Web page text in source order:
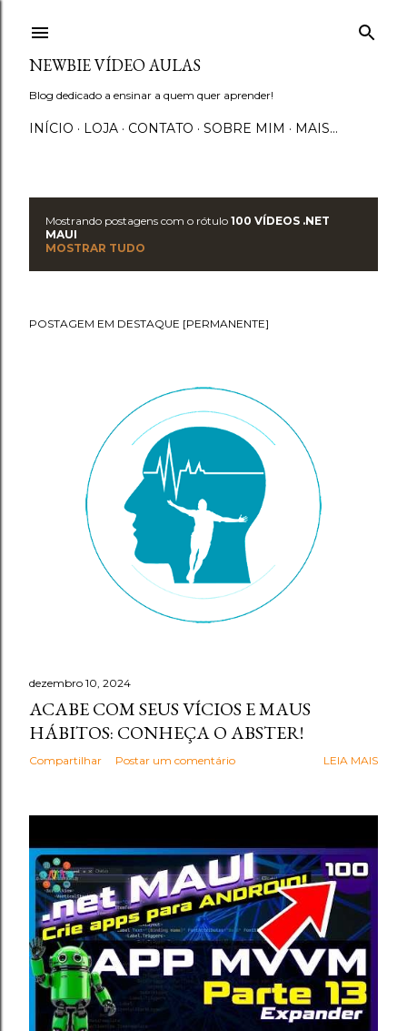
NEWBIE VÍDEO AULAS
Blog dedicado a ensinar a quem quer aprender!
INÍCIO LOJA CONTATO SOBRE MIM MAIS…
o
Mostrando postagens com o rótulo 100 VÍDEOS .NET
MAUI
MOSTRAR TUDO
POSTAGEM EM DESTAQUE [PERMANENTE]
dezembro 10, 2024
ACABE COM SEUS VÍCIOS E MAUS
HÁBITOS: CONHEÇA O ABSTER!
Compartilhar Postar um comentário LEIA MAIS